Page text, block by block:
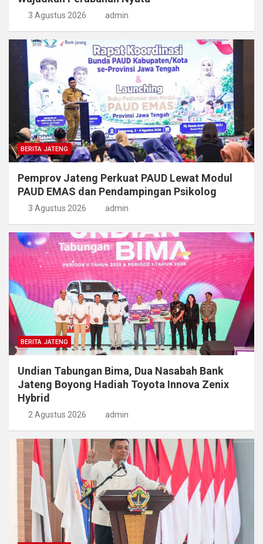
3 Agustus 2026 admin
BERITA JATENG
Pemprov Jateng Perkuat PAUD Lewat Modul
PAUD EMAS dan Pendampingan Psikolog
3 Agustus 2026 admin
BERITA JATENG
Undian Tabungan Bima, Dua Nasabah Bank
Jateng Boyong Hadiah Toyota Innova Zenix
Hybrid
2 Agustus 2026 admin